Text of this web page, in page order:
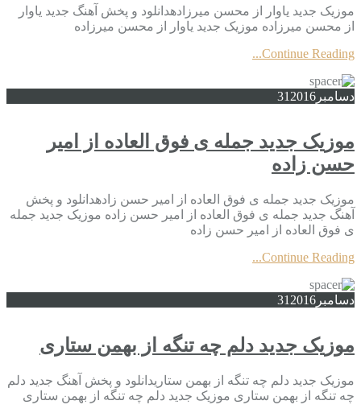
موزیک جدید یاوار از محسن میرزادهدانلود و پخش آهنگ جدید یاوار
از محسن میرزاده موزیک جدید یاوار از محسن میرزاده
Continue Reading...
دسامبر 31 2016
موزیک جدید جمله ی فوق العاده از امیر
حسن زاده
موزیک جدید جمله ی فوق العاده از امیر حسن زادهدانلود و پخش
آهنگ جدید جمله ی فوق العاده از امیر حسن زاده موزیک جدید جمله
ی فوق العاده از امیر حسن زاده
Continue Reading...
دسامبر 31 2016
موزیک جدید دلم چه تنگه از بهمن ستاری
موزیک جدید دلم چه تنگه از بهمن ستاریدانلود و پخش آهنگ جدید دلم
چه تنگه از بهمن ستاری موزیک جدید دلم چه تنگه از بهمن ستاری